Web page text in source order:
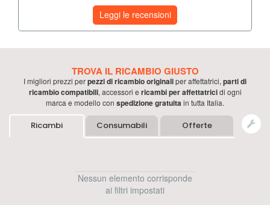
Leggi le recensioni
TROVA IL RICAMBIO GIUSTO
I migliori prezzi perpezzi di ricambio originaliperaffettatrici, parti di
ricambio compatibili, accessori e ricambi peraffettatricidi ogni
marca e modello con spedizione gratuitain tutta Italia.
Ricambi Consumabili Offerte
Nessun elemento corrisponde
ai filtri impostati